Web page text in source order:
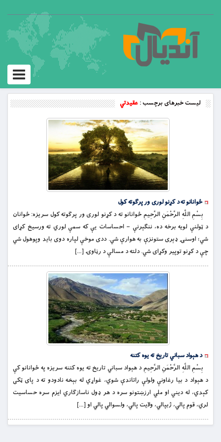
Toggle
لیست خبرهای برچسب :عقیدتي
ځوانانو ته د کړنو لوری ور پرګوته کول
بِسْمِ اللَّهِ الرَّحْمَنِ الرَّحِيمِ ځوانانو ته د کړنو لوری ور پرګوته کول سریزه: ځوانان
د ټولنې لویه برخه ده، ننگېرنې – احساسات یې که سمې لوري ته ورسیخ کړای
شي؛ اوسنۍ ډېری ستونزې به هوارې شي. ددی موخې لپاره دوی باید وپوهول شي
چې د کړنو توپیر وکړای شي. دلته د مسالې د رڼاوۍ […]
د هېواد سباني تاریخ ته یوه کتنه
بِسْمِ اللَّهِ الرَّحْمَنِ الرَّحِيمِ د هېواد سباني تاریخ ته یوه کتنه سریزه په ځوانانو کې
د هېواد د بیا رغاونې ولولې راتاندې شوي، غواړي له بېخه نادودو ته د پای ټکی
کېدي، له دیني او ملي ارزښتونو سره د هر ډول ناسازگاري ایزم سره حساسیت
لري، قوم پالي، ژبپالي، ولایت پالي، ولسوالي پالي او […]